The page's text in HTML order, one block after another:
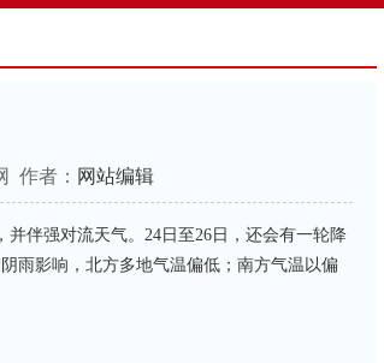
作者： 网站编辑
伴强对流天气。24日至26日，还会有一轮降
雨影响，北方多地气温偏低；南方气温以偏